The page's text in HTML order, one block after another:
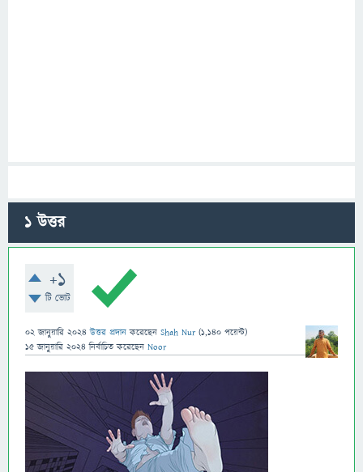
1উত্তর
+1
টি ভোট
02 জানুয়ারি 2024 উত্তর প্রদান করেছেন Shah Nur (1,140 পয়েন্ট)
15 জানুয়ারি 2024 নির্বাচিত করেছেন Noor